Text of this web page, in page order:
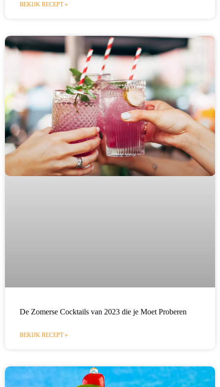
BEKIJK RECEPT »
De Zomerse Cocktails van 2023 die je Moet Proberen
BEKIJK RECEPT »